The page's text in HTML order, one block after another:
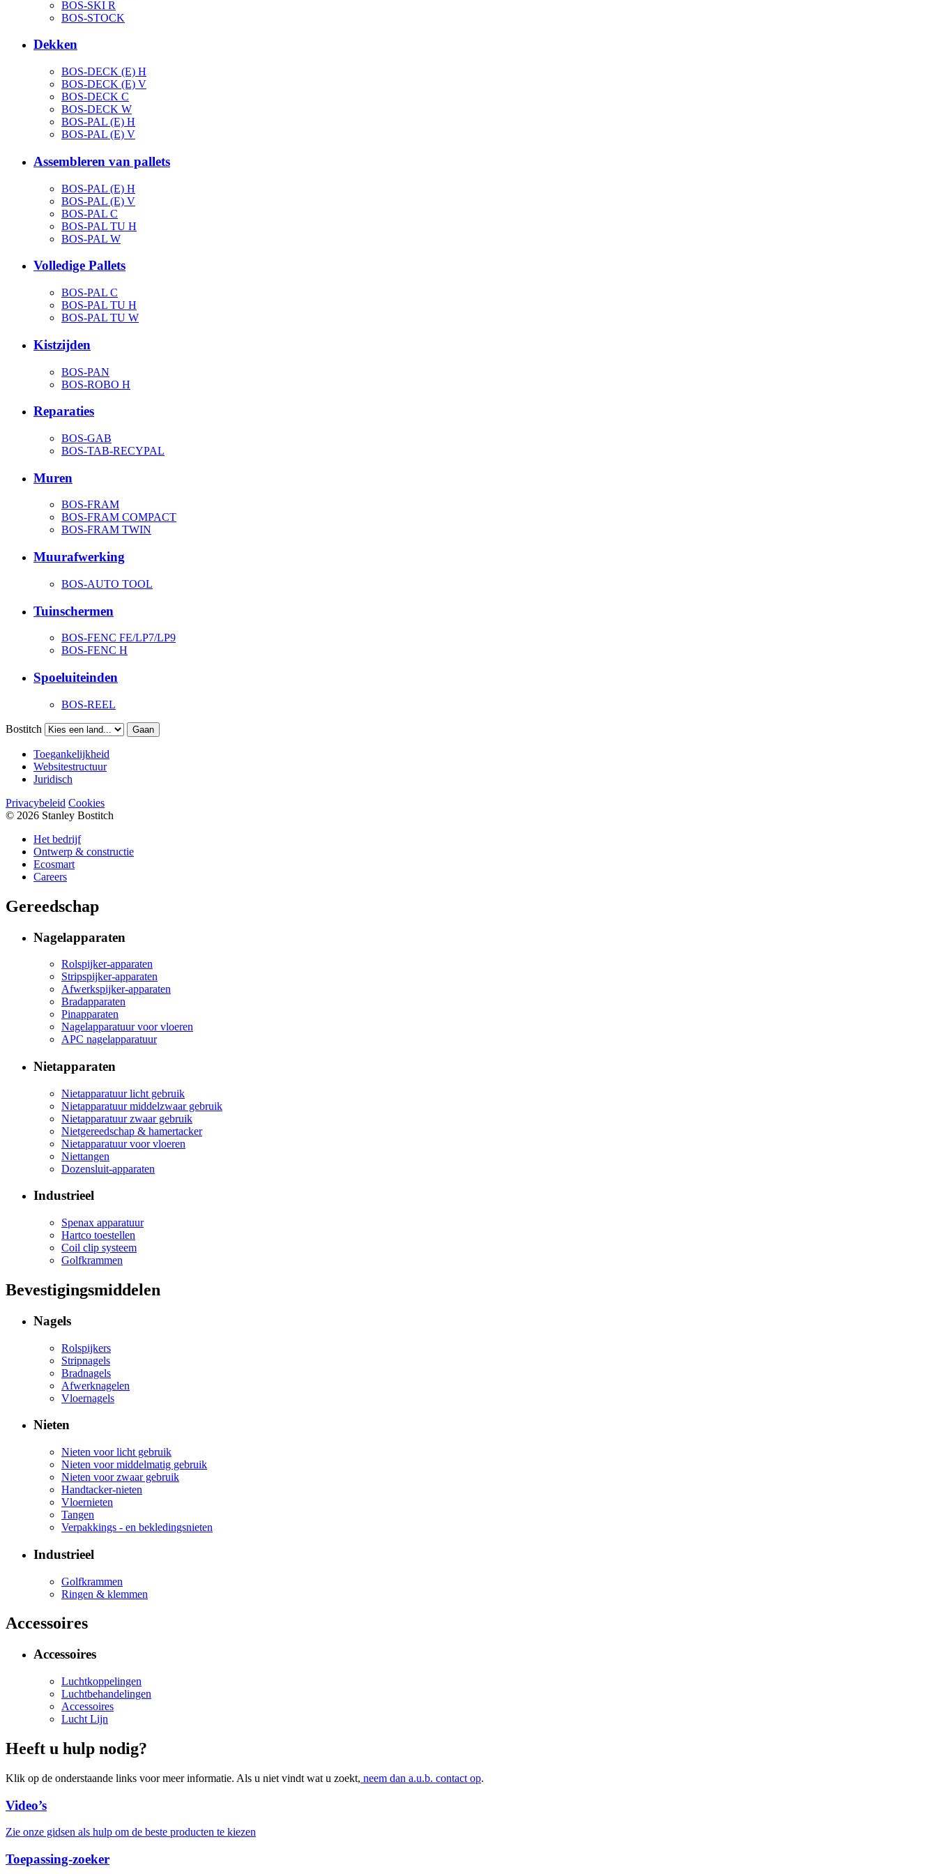
BOS-SKI R
BOS-STOCK
Dekken
BOS-DECK (E) H
BOS-DECK (E) V
BOS-DECK C
BOS-DECK W
BOS-PAL (E) H
BOS-PAL (E) V
Assembleren van pallets
BOS-PAL (E) H
BOS-PAL (E) V
BOS-PAL C
BOS-PAL TU H
BOS-PAL W
Volledige Pallets
BOS-PAL C
BOS-PAL TU H
BOS-PAL TU W
Kistzijden
BOS-PAN
BOS-ROBO H
Reparaties
BOS-GAB
BOS-TAB-RECYPAL
Muren
BOS-FRAM
BOS-FRAM COMPACT
BOS-FRAM TWIN
Muurafwerking
BOS-AUTO TOOL
Tuinschermen
BOS-FENC FE/LP7/LP9
BOS-FENC H
Spoeluiteinden
BOS-REEL
Bostitch Gaan
Toegankelijkheid
Websitestructuur
Juridisch
Privacybeleid Cookies
© 2026 Stanley Bostitch
Het bedrijf
Ontwerp & constructie
Ecosmart
Careers
Gereedschap
Nagelapparaten
Rolspijker-apparaten
Stripspijker-apparaten
Afwerkspijker-apparaten
Bradapparaten
Pinapparaten
Nagelapparatuur voor vloeren
APC nagelapparatuur
Nietapparaten
Nietapparatuur licht gebruik
Nietapparatuur middelzwaar gebruik
Nietapparatuur zwaar gebruik
Nietgereedschap & hamertacker
Nietapparatuur voor vloeren
Niettangen
Dozensluit-apparaten
Industrieel
Spenax apparatuur
Hartco toestellen
Coil clip systeem
Golfkrammen
Bevestigingsmiddelen
Nagels
Rolspijkers
Stripnagels
Bradnagels
Afwerknagelen
Vloernagels
Nieten
Nieten voor licht gebruik
Nieten voor middelmatig gebruik
Nieten voor zwaar gebruik
Handtacker-nieten
Vloernieten
Tangen
Verpakkings - en bekledingsnieten
Industrieel
Golfkrammen
Ringen & klemmen
Accessoires
Accessoires
Luchtkoppelingen
Luchtbehandelingen
Accessoires
Lucht Lijn
Heeft u hulp nodig?
Klik op de onderstaande links voor meer informatie. Als u niet vindt wat u zoekt, neem dan a.u.b. contact op.
Video’s
Zie onze gidsen als hulp om de beste producten te kiezen
Toepassing-zoeker